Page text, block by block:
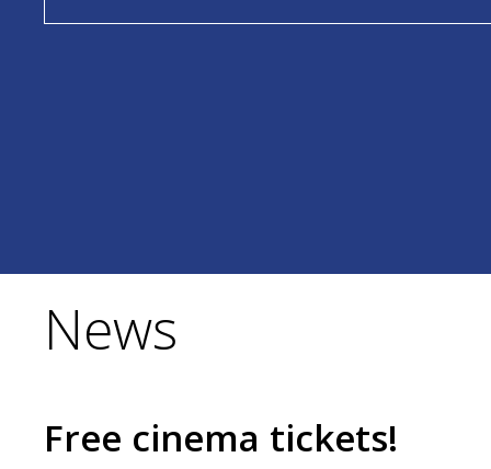
News
Free cinema tickets!